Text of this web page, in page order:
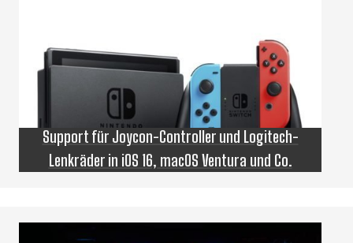
Support für Joycon-Controller und Logitech-
Lenkräder in iOS 16, macOS Ventura und Co.